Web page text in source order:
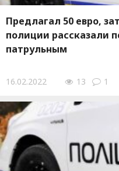
Предлагал 50 евро,
полиции рассказали
патрульным
16.02.2022 13 1